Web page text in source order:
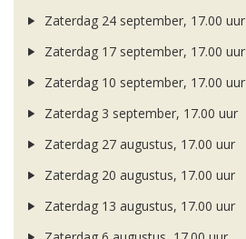
Zaterdag 24 september, 17.00 uur
Zaterdag 17 september, 17.00 uur
Zaterdag 10 september, 17.00 uur
Zaterdag 3 september, 17.00 uur
Zaterdag 27 augustus, 17.00 uur
Zaterdag 20 augustus, 17.00 uur
Zaterdag 13 augustus, 17.00 uur